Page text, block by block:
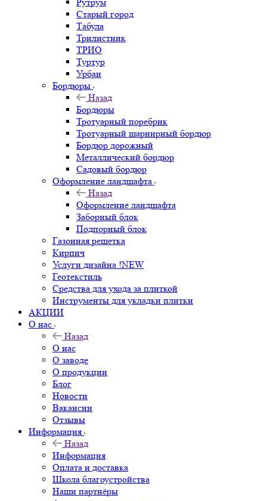
Старый город
Табула
Трилистник
ТРИО
Туртур
Урбан
Бордюры
Назад
Бордюры
Тротуарный поребрик
Тротуарный шарнирный бордюр
Бордюр дорожный
Металлический бордюр
Садовый бордюр
Оформление ландшафта
Назад
Оформление ландшафта
Заборный блок
Подпорный блок
Газонная решетка
Кирпич
Услуги дизайна !NEW
Геотекстиль
Средства для ухода за плиткой
Инструменты для укладки плитки
АКЦИИ
О нас
Назад
О нас
О заводе
О продукции
Блог
Новости
Вакансии
Отзывы
Информация
Назад
Информация
Оплата и доставка
Школа благоустройства
Наши партнёры